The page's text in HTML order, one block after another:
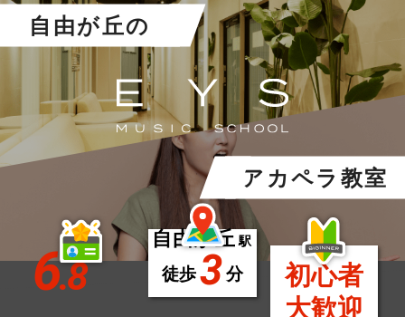
自由が丘の
アカペラ教室
6.8
自由が丘 駅
徒歩3分
初心者
大歓迎